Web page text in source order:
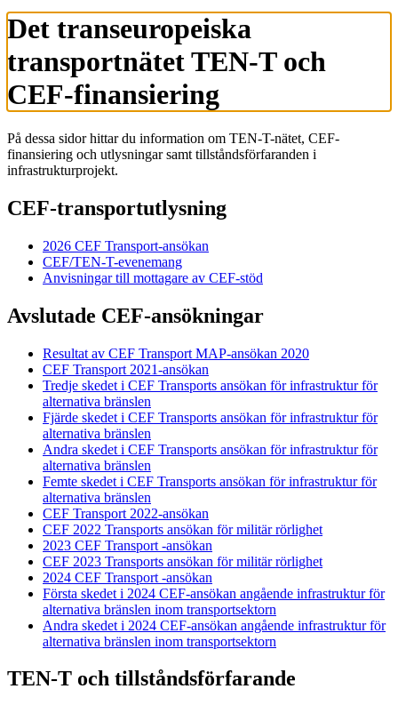
Det transeuropeiska
transportnätet TEN-T och
CEF-finansiering
På dessa sidor hittar du information om TEN-T-nätet, CEF-
finansiering och utlysningar samt tillståndsförfaranden i
infrastrukturprojekt.
CEF-transportutlysning
2026 CEF Transport-ansökan
CEF/TEN-T-evenemang
Anvisningar till mottagare av CEF-stöd
Avslutade CEF-ansökningar
Resultat av CEF Transport MAP-ansökan 2020
CEF Transport 2021-ansökan
Tredje skedet i CEF Transports ansökan för infrastruktur för
alternativa bränslen
Fjärde skedet i CEF Transports ansökan för infrastruktur för
alternativa bränslen
Andra skedet i CEF Transports ansökan för infrastruktur för
alternativa bränslen
Femte skedet i CEF Transports ansökan för infrastruktur för
alternativa bränslen
CEF Transport 2022-ansökan
CEF 2022 Transports ansökan för militär rörlighet
2023 CEF Transport -ansökan
CEF 2023 Transports ansökan för militär rörlighet
2024 CEF Transport -ansökan
Första skedet i 2024 CEF-ansökan angående infrastruktur för
alternativa bränslen inom transportsektorn
Andra skedet i 2024 CEF-ansökan angående infrastruktur för
alternativa bränslen inom transportsektorn
TEN-T och tillståndsförfarande